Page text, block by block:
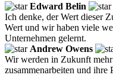
Edward Belin
Ich denke, der Wert dieser
Wert und wir haben viele
Unternehmen gelernt.
Andrew Owens
Wir werden in Zukunft
zusammenarbeiten und ihre